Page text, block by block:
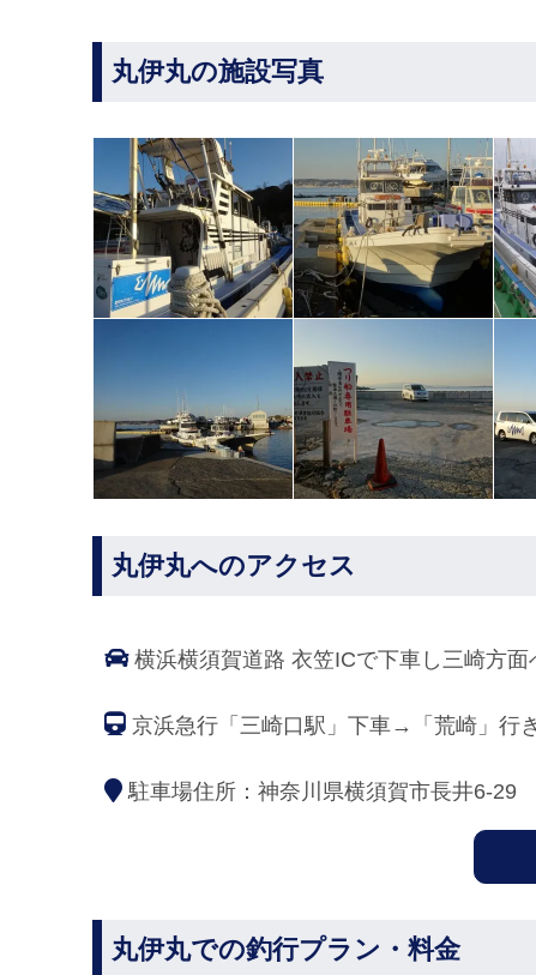
丸伊丸の施設写真
丸伊丸へのアクセス
横浜横須賀道路 衣笠ICで下車し三崎方
京浜急行「三崎口駅」下車→「荒崎」行
駐車場住所：神奈川県横須賀市長井6-29
丸伊丸での釣行プラン・料金